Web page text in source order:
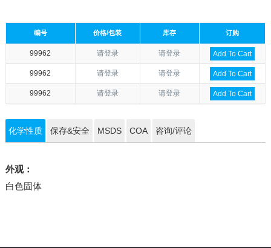
编号 价格/包装 库存 订购
99962 请登录 请登录 Add To Cart
99962 请登录 请登录 Add To Cart
99962 请登录 请登录 Add To Cart
化学性质 保存&安全 MSDS COA 咨询/评论
外观：
白色固体